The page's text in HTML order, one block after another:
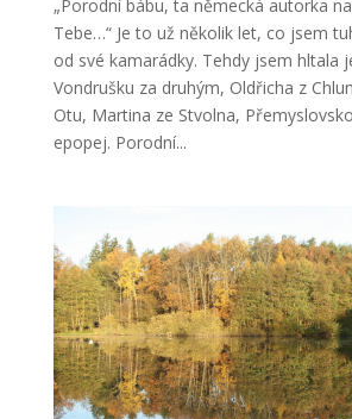
„Porodní bábu, ta německá autorka
Tebe…“ Je to už několik let, co jsem
od své kamarádky. Tehdy jsem hltala
Vondrušku za druhým, Oldřicha z
Otu, Martina ze Stvolna,
epopej. Porodní...